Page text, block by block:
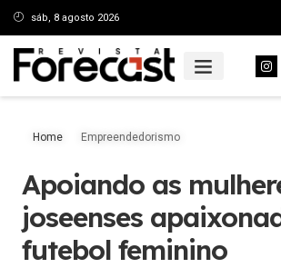
sáb, 8 agosto 2026
Home Empreendedorismo
Apoiando as
joseenses
futebol feminino